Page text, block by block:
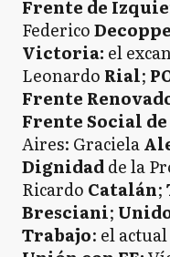
Frente de
Federico
Victoria: el
Leonardo Rial;
Frente
Frente Social
Aires: Graciela
Dignidadde la
Ricardo Catalán;
Bresciani;
Trabajo: el